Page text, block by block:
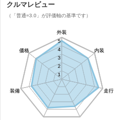
クルマレビュー
（「普通=3.0」が評価軸の基準です）
外装
内装
走行
装備
価格
1
2
3
4
5
外装
内装
走行
装備
価格
1
2
3
4
5